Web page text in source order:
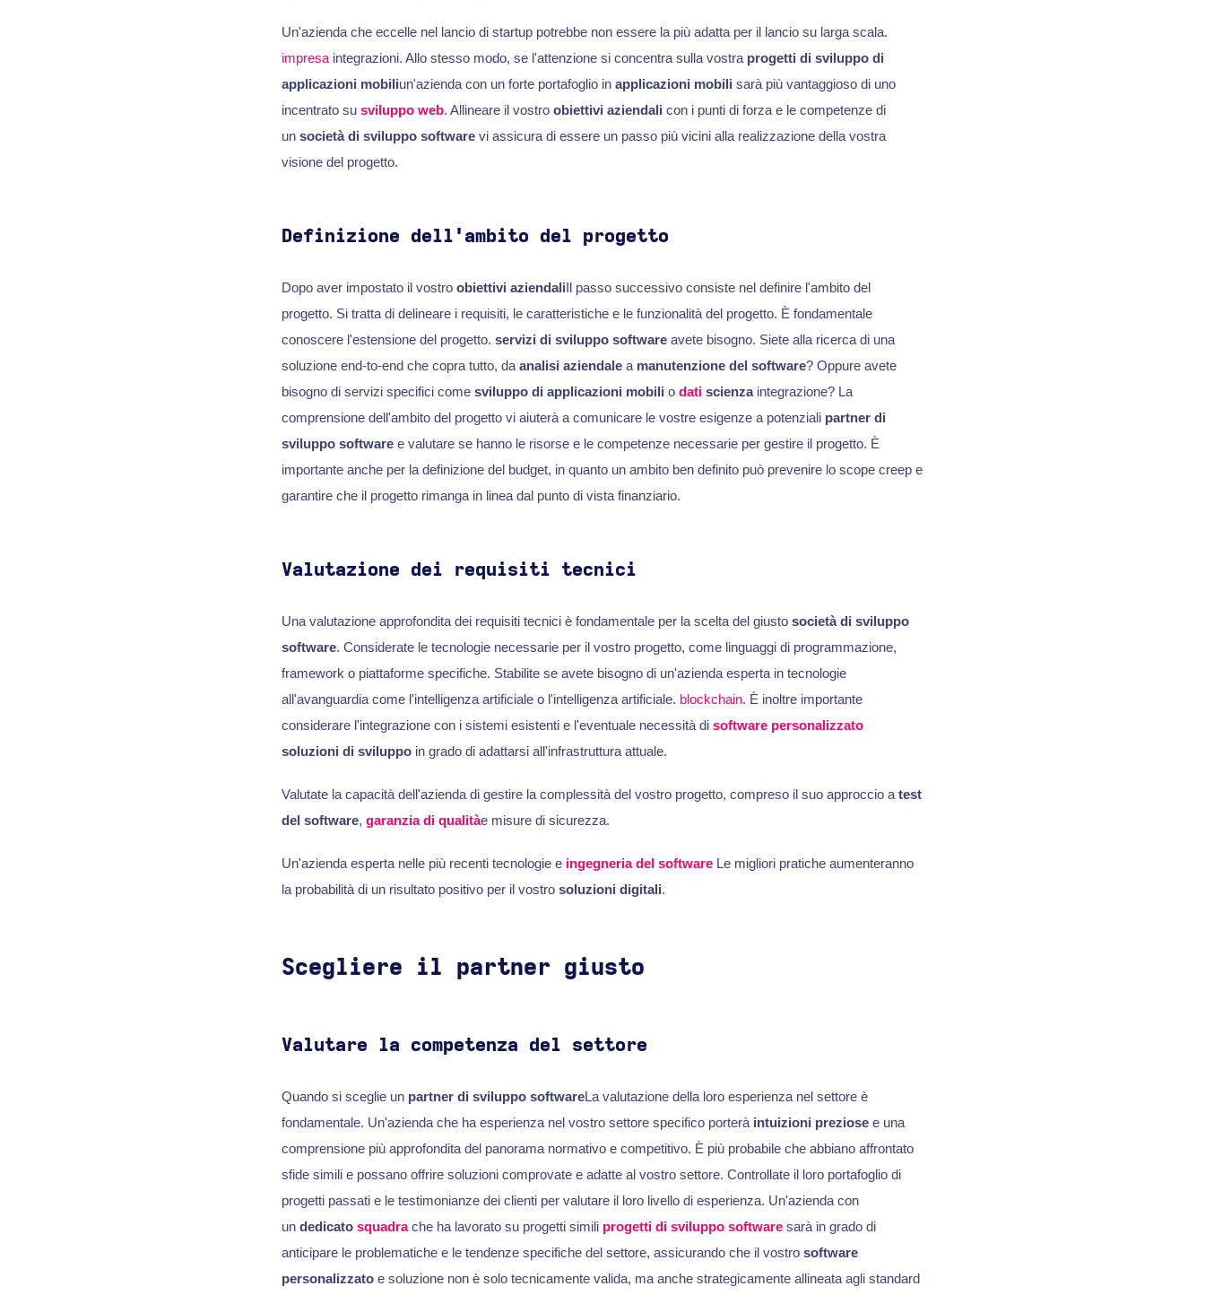
Un'azienda che eccelle nel lancio di startup potrebbe non essere la più adatta per il lancio su larga scala.
impresaintegrazioni. Allo stesso modo, se l'attenzione si concentra sulla vostra progetti di sviluppo di
applicazioni mobiliun'azienda con un forte portafoglio in applicazioni mobili sarà più vantaggioso di uno
incentrato su sviluppo web. Allineare il vostro obiettivi aziendali con i punti di forza e le competenze di
un società di sviluppo softwarevi assicura di essere un passo più vicini alla realizzazione della vostra
visione del progetto.
Definizione dell'ambito del progetto
Dopo aver impostato il vostro obiettivi aziendaliIl passo successivo consiste nel definire l'ambito del
progetto. Si tratta di delineare i requisiti, le caratteristiche e le funzionalità del progetto. È fondamentale
conoscere l'estensione del progetto. servizi di sviluppo softwareavete bisogno. Siete alla ricerca di una
soluzione end-to-end che copra tutto, da analisi aziendalea manutenzione del software? Oppure avete
bisogno di servizi specifici come sviluppo di applicazioni mobili o datiscienzaintegrazione? La
comprensione dell'ambito del progetto vi aiuterà a comunicare le vostre esigenze a potenziali partner di
sviluppo softwaree valutare se hanno le risorse e le competenze necessarie per gestire il progetto. È
importante anche per la definizione del budget, in quanto un ambito ben definito può prevenire lo scope creep e
garantire che il progetto rimanga in linea dal punto di vista finanziario.
Valutazione dei requisiti tecnici
Una valutazione approfondita dei requisiti tecnici è fondamentale per la scelta del giusto società di sviluppo
software. Considerate le tecnologie necessarie per il vostro progetto, come linguaggi di programmazione,
framework o piattaforme specifiche. Stabilite se avete bisogno di un'azienda esperta in tecnologie
all'avanguardia come l'intelligenza artificiale o l'intelligenza artificiale. blockchain. È inoltre importante
considerare l'integrazione con i sistemi esistenti e l'eventuale necessità di software personalizzato
soluzioni di sviluppoin grado di adattarsi all'infrastruttura attuale.
Valutate la capacità dell'azienda di gestire la complessità del vostro progetto, compreso il suo approccio a test
del software, garanzia di qualitàe misure di sicurezza.
Un'azienda esperta nelle più recenti tecnologie e ingegneria del softwareLe migliori pratiche aumenteranno
la probabilità di un risultato positivo per il vostro soluzioni digitali.
Scegliere il partner giusto
Valutare la competenza del settore
Quando si sceglie un partner di sviluppo softwareLa valutazione della loro esperienza nel settore è
fondamentale. Un'azienda che ha esperienza nel vostro settore specifico porterà intuizioni preziosee una
comprensione più approfondita del panorama normativo e competitivo. È più probabile che abbiano affrontato
sfide simili e possano offrire soluzioni comprovate e adatte al vostro settore. Controllate il loro portafoglio di
progetti passati e le testimonianze dei clienti per valutare il loro livello di esperienza. Un'azienda con
un dedicato squadrache ha lavorato su progetti simili progetti di sviluppo softwaresarà in grado di
anticipare le problematiche e le tendenze specifiche del settore, assicurando che il vostro software
personalizzatoe soluzione non è solo tecnicamente valida, ma anche strategicamente allineata agli standard